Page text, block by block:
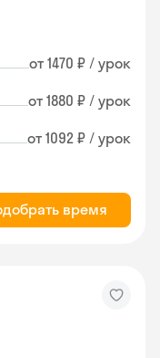
от 1470 ₽ / урок
от 1880 ₽ / урок
от 1092 ₽ / урок
время